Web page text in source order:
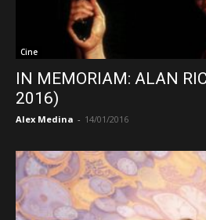
Cine
IN MEMORIAM: ALAN
2016)
Alex Medina - 14/01/2016